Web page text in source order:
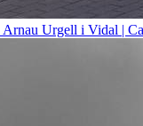
Arnau Urgell i Vidal |